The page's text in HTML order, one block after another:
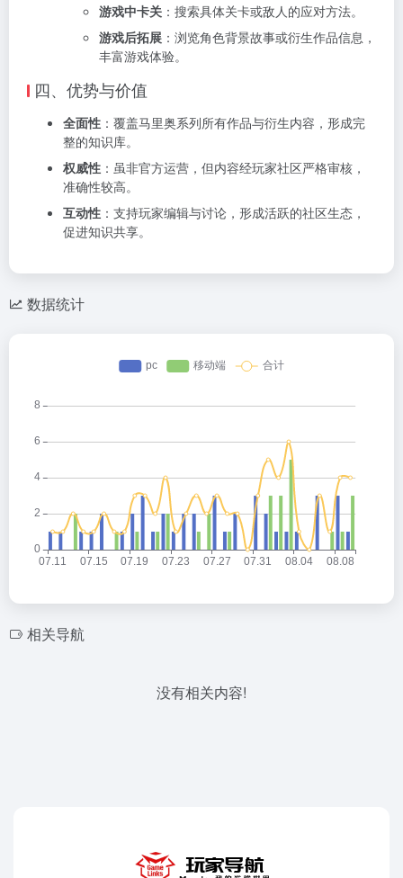
游戏中卡关 ：搜索具体关卡或敌人的应对方法。
游戏后拓展 ：浏览角色背景故事或衍生作品信息，
丰富游戏体验。
四、优势与价值
全面性 ：覆盖马里奥系列所有作品与衍生内容，形成完
整的知识库。
权威性 ：虽非官方运营，但内容经玩家社区严格审核，
准确性较高。
互动性 ：支持玩家编辑与讨论，形成活跃的社区生态，
促进知识共享。
数据统计
相关导航
没有相关内容!